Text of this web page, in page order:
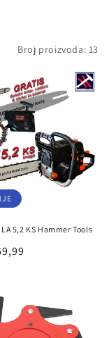
Broj proizvoda: 13
5,2 KS Hammer Tools